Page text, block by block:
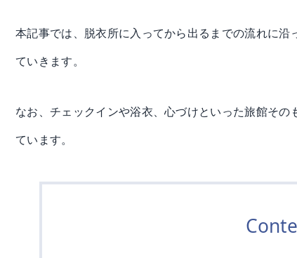
本記事では、脱衣所に入ってから出るまでの流れに
ていきます。
なお、チェックインや浴衣、心づけといった旅館その
ています。